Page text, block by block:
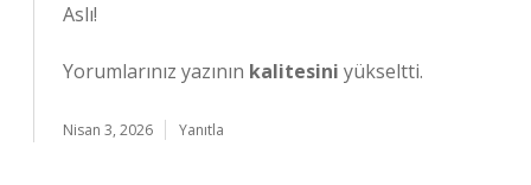
Aslı!
Yorumlarınız yazının kalitesini yükseltti.
Nisan 3, 2026 Yanıtla